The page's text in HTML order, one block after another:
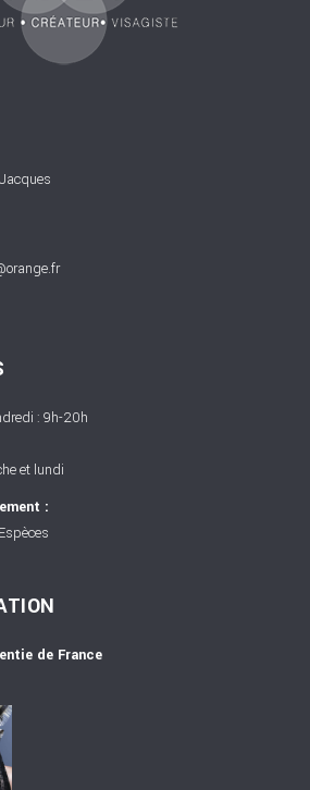
: 9h-20h
et lundi
:
de France